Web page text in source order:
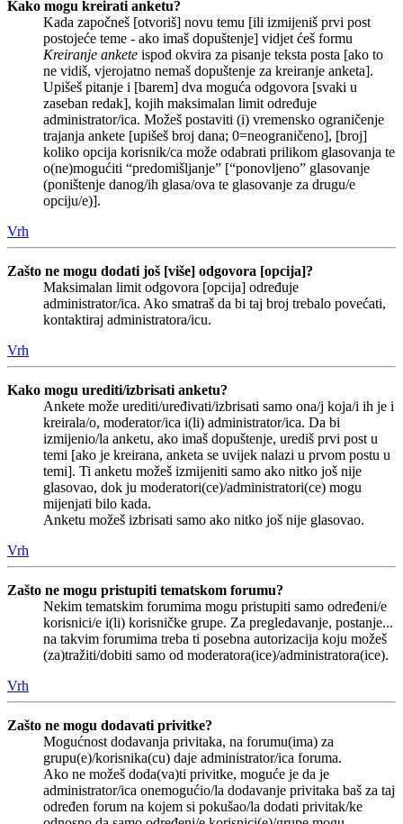
Kako mogu kreirati anketu?
Kada započneš [otvoriš] novu temu [ili izmijeniš prvi post
postojeće teme - ako imaš dopuštenje] vidjet ćeš formu
Kreiranje ankete ispod okvira za pisanje teksta posta [ako to
ne vidiš, vjerojatno nemaš dopuštenje za kreiranje anketa].
Upišeš pitanje i [barem] dva moguća odgovora [svaki u
zaseban redak], kojih maksimalan limit određuje
administrator/ica. Možeš postaviti (i) vremensko ograničenje
trajanja ankete [upišeš broj dana; 0=neograničeno], [broj]
koliko opcija korisnik/ca može odabrati prilikom glasovanja te
o(ne)mogućiti “predomišljanje” [“ponovljeno” glasovanje
(poništenje danog/ih glasa/ova te glasovanje za drugu/e
opciju/e)].
Vrh
Zašto ne mogu dodati još [više] odgovora [opcija]?
Maksimalan limit odgovora [opcija] određuje
administrator/ica. Ako smatraš da bi taj broj trebalo povećati,
kontaktiraj administratora/icu.
Vrh
Kako mogu urediti/izbrisati anketu?
Ankete može urediti/uređivati/izbrisati samo ona/j koja/i ih je i
kreirala/o, moderator/ica i(li) administrator/ica. Da bi
izmijenio/la anketu, ako imaš dopuštenje, urediš prvi post u
temi [ako je kreirana, anketa se uvijek nalazi u prvom postu u
temi]. Ti anketu možeš izmijeniti samo ako nitko još nije
glasovao, dok ju moderatori(ce)/administratori(ce) mogu
mijenjati bilo kada.
Anketu možeš izbrisati samo ako nitko još nije glasovao.
Vrh
Zašto ne mogu pristupiti tematskom forumu?
Nekim tematskim forumima mogu pristupiti samo određeni/e
korisnici/e i(li) korisničke grupe. Za pregledavanje, postanje...
na takvim forumima treba ti posebna autorizacija koju možeš
(za)tražiti/dobiti samo od moderatora(ice)/administratora(ice).
Vrh
Zašto ne mogu dodavati privitke?
Mogućnost dodavanja privitaka, na forumu(ima) za
grupu(e)/korisnika(cu) daje administrator/ica foruma.
Ako ne možeš doda(va)ti privitke, moguće je da je
administrator/ica onemogućio/la dodavanje privitaka baš za taj
određen forum na kojem si pokušao/la dodati privitak/ke